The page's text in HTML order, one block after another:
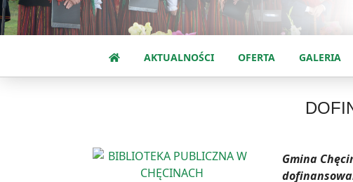
AKTUALNOŚCI OFERTA GALERIA
Gmina